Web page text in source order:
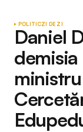
POLITICZI DE ZI
Daniel